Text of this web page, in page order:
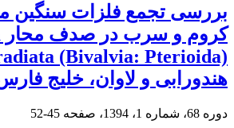
بررسی تجمع فلزات سنگین
هندورابی و لاوان، خلیج
دوره 68، شماره 1، 1394، صفحه 45-52